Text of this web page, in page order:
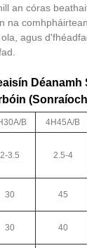
an córas
na
agus
B 4H45A/B
2-3.5 2.5-4
30 45
30 40